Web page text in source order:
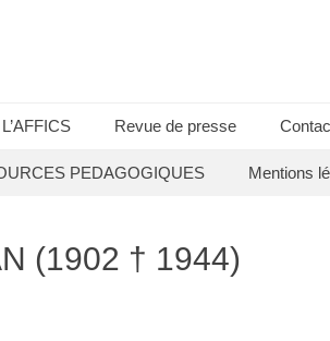
L’AFFICS Revue de presse
PEDAGOGIQUES Mentions
(1902 † 1944)